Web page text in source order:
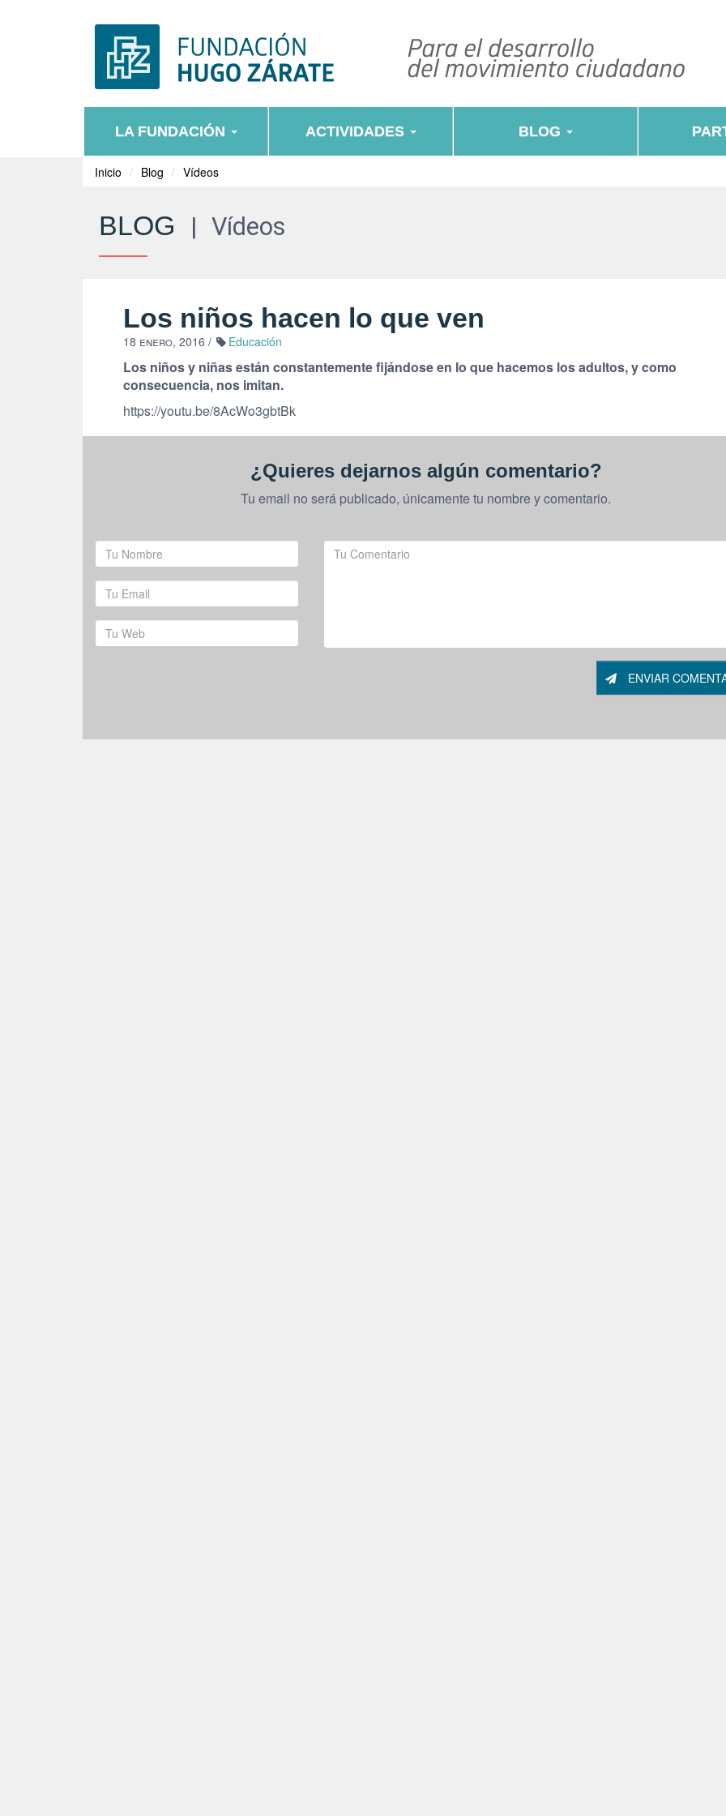
LA FUNDACIÓN ACTIVIDADES BLOG
Inicio Blog Vídeos
BLOG | Vídeos
Los niños hacen lo que ven
18 enero, 2016 / Educación
Los niños y niñas están constantemente fijándose en lo que hacemos los adultos, y como
consecuencia, nos imitan.
https://youtu.be/8AcWo3gbtBk
¿Quieres dejarnos algún comentario?
Tu email no será publicado, únicamente tu nombre y comentario.
ENVIAR